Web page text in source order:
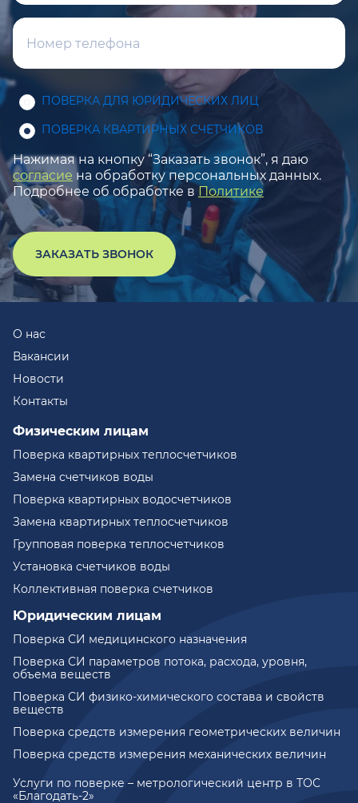
ПОВЕРКА ДЛЯ ЮРИДИЧЕСКИХ ЛИЦ
ПОВЕРКА КВАРТИРНЫХ СЧЕТЧИКОВ
Нажимая на кнопку “Заказать звонок”, я даю
согласие на обработку персональных данных.
Подробнее об обработке в Политике
ЗАКАЗАТЬ ЗВОНОК
Услуги по поверке – метрологический центр в ТОС
«Благодать-2»
О нас
Вакансии
Новости
Контакты
Физическим лицам
Поверка квартирных теплосчетчиков
Замена счетчиков воды
Поверка квартирных водосчетчиков
Замена квартирных теплосчетчиков
Групповая поверка теплосчетчиков
Установка счетчиков воды
Коллективная поверка счетчиков
Юридическим лицам
Поверка СИ медицинского назначения
Поверка СИ параметров потока, расхода, уровня,
объема веществ
Поверка СИ физико-химического состава и свойств
веществ
Поверка средств измерения геометрических величин
Поверка средств измерения механических величин